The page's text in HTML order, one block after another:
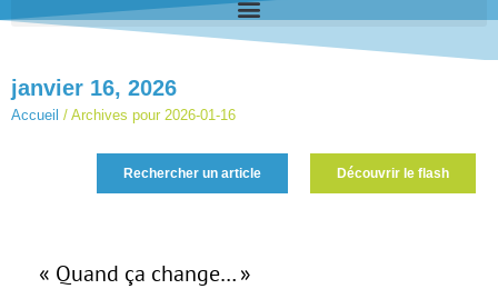
janvier 16, 2026
Accueil / Archives pour 2026-01-16
Rechercher un article Découvrir le flash
« Quand ça change… »